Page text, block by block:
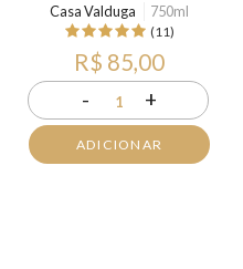
Casa Valduga
750ml
(11)
R$ 85,00
- 1 +
ADICIONAR